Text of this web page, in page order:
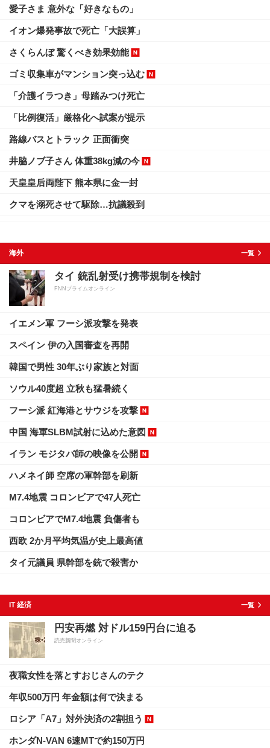
愛子さま 意外な「好きなもの」
イオン爆発事故で死亡「大誤算」
さくらんぼ 驚くべき効果効能
ゴミ収集車がマンション突っ込む
「介護イラつき」母踏みつけ死亡
「比例復活」厳格化へ試案が提示
路線バスとトラック 正面衝突
井脇ノブ子さん 体重38kg減の今
天皇皇后両陛下 熊本県に金一封
クマを溺死させて駆除…抗議殺到
海外 一覧
タイ 銃乱射受け携帯規制を検討
FNNプライムオンライン
イエメン軍 フーシ派攻撃を発表
スペイン 伊の入国審査を再開
韓国で男性 30年ぶり家族と対面
ソウル40度超 立秋も猛暑続く
フーシ派 紅海港とサウジを攻撃
中国 海軍SLBM試射に込めた意図
イラン モジタバ師の映像を公開
ハメネイ師 空席の軍幹部を刷新
M7.4地震 コロンビアで47人死亡
コロンビアでM7.4地震 負傷者も
西欧 2か月平均気温が史上最高値
タイ元議員 県幹部を銃で殺害か
IT 経済 一覧
円安再燃 対ドル159円台に迫る
読売新聞オンライン
夜職女性を落とすおじさんのテク
年収500万円 年金額は何で決まる
ロシア「A7」対外決済の2割担う
ホンダN-VAN 6速MTで約150万円